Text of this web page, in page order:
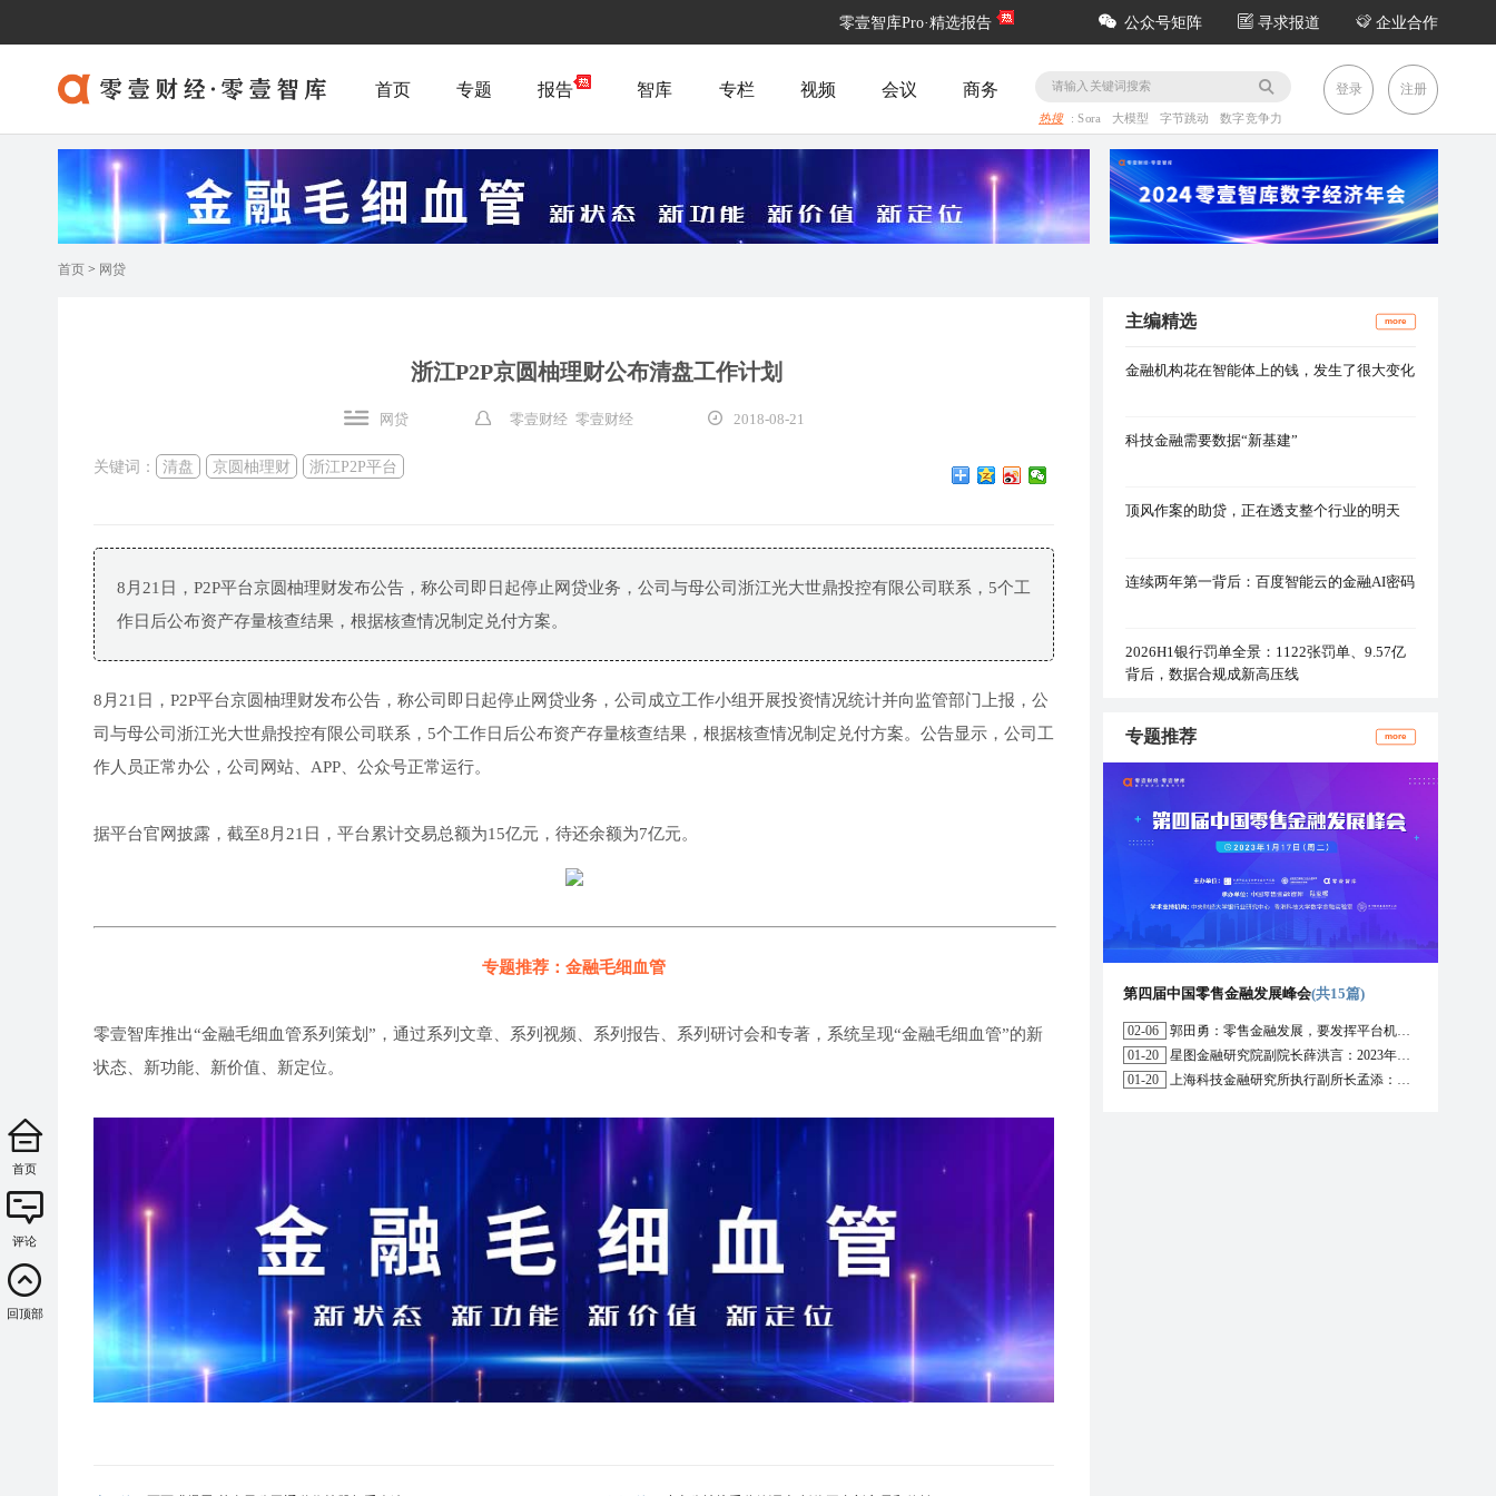
零壹智库Pro·精选报告 公众号矩阵 寻求报道 企业合作
首页 专题 报告 智库 专栏 视频 会议 商务
热搜 :Sora 大模型 字节跳动 数字竞争力
登录 注册
首页 > 网贷
浙江P2P京圆柚理财公布清盘工作计划
网贷 零壹财经 零壹财经 2018-08-21
关键词： 清盘 京圆柚理财 浙江P2P平台
8月21日，P2P平台京圆柚理财发布公告，称公司即日起停止网贷业务，公司与母公司浙江光大世鼎投控有限公司联系，5个工
作日后公布资产存量核查结果，根据核查情况制定兑付方案。
8月21日，P2P平台京圆柚理财发布公告，称公司即日起停止网贷业务，公司成立工作小组开展投资情况统计并向监管部门上报，公
司与母公司浙江光大世鼎投控有限公司联系，5个工作日后公布资产存量核查结果，根据核查情况制定兑付方案。公告显示，公司工
作人员正常办公，公司网站、APP、公众号正常运行。
据平台官网披露，截至8月21日，平台累计交易总额为15亿元，待还余额为7亿元。
专题推荐：金融毛细血管
零壹智库推出“金融毛细血管系列策划”，通过系列文章、系列视频、系列报告、系列研讨会和专著，系统呈现“金融毛细血管”的新
状态、新功能、新价值、新定位。
主编精选 more
金融机构花在智能体上的钱，发生了很大变化
科技金融需要数据“新基建”
顶风作案的助贷，正在透支整个行业的明天
连续两年第一背后：百度智能云的金融AI密码
2026H1银行罚单全景：1122张罚单、9.57亿
背后，数据合规成新高压线
专题推荐 more
第四届中国零售金融发展峰会(共15篇)
02-06
郭田勇：零售金融发展，要发挥平台机构的作用
01-20
星图金融研究院副院长薛洪言：2023年消费信贷或迎来新起点
01-20
上海科技金融研究所执行副所长孟添：开放银行与嵌入式金融为数字普惠金融带来更大发展空间
首页
评论
回顶部